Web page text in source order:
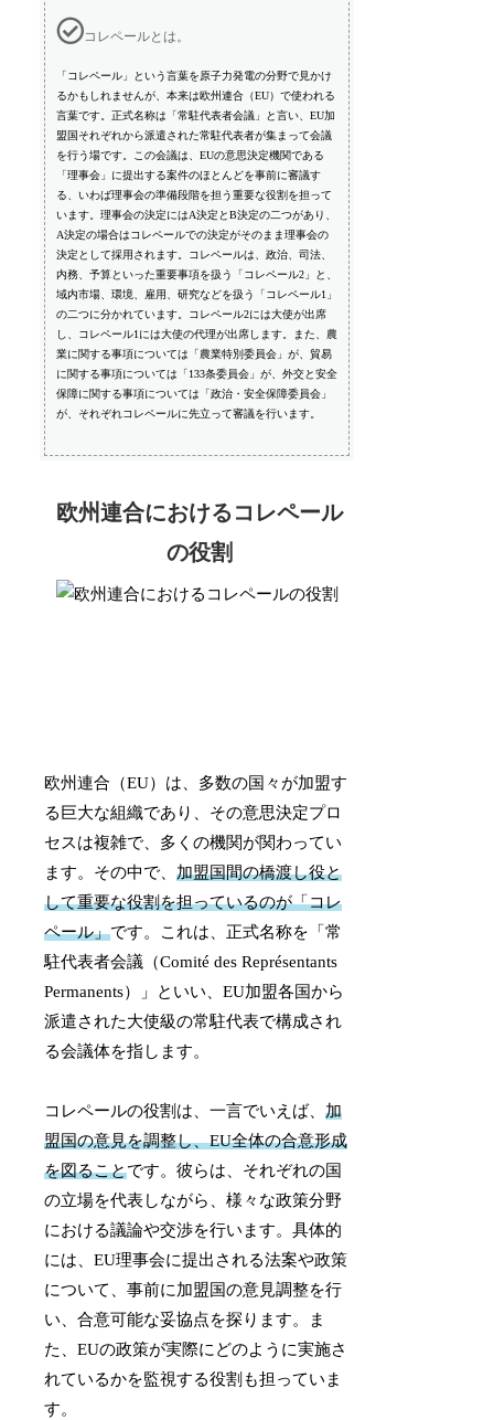
コレペールとは。
「コレペール」という言葉を原子力発電の分野で見かけ
るかもしれませんが、本来は欧州連合（EU）で使われる
言葉です。正式名称は「常駐代表者会議」と言い、EU加
盟国それぞれから派遣された常駐代表者が集まって会議
を行う場です。この会議は、EUの意思決定機関である
「理事会」に提出する案件のほとんどを事前に審議す
る、いわば理事会の準備段階を担う重要な役割を担って
います。理事会の決定にはA決定とB決定の二つがあり、
A決定の場合はコレペールでの決定がそのまま理事会の
決定として採用されます。コレペールは、政治、司法、
内務、予算といった重要事項を扱う「コレペール2」と、
域内市場、環境、雇用、研究などを扱う「コレペール1」
の二つに分かれています。コレペール2には大使が出席
し、コレペール1には大使の代理が出席します。また、農
業に関する事項については「農業特別委員会」が、貿易
に関する事項については「133条委員会」が、外交と安全
保障に関する事項については「政治・安全保障委員会」
が、それぞれコレペールに先立って審議を行います。
欧州連合におけるコレペール
の役割
欧州連合（EU）は、多数の国々が加盟す
る巨大な組織であり、その意思決定プロ
セスは複雑で、多くの機関が関わってい
ます。その中で、加盟国間の橋渡し役と
して重要な役割を担っているのが「コレ
ペール」です。これは、正式名称を「常
駐代表者会議（Comité des Représentants
Permanents）」といい、EU加盟各国から
派遣された大使級の常駐代表で構成され
る会議体を指します。
コレペールの役割は、一言でいえば、加
盟国の意見を調整し、EU全体の合意形成
を図ることです。彼らは、それぞれの国
の立場を代表しながら、様々な政策分野
における議論や交渉を行います。具体的
には、EU理事会に提出される法案や政策
について、事前に加盟国の意見調整を行
い、合意可能な妥協点を探ります。ま
た、EUの政策が実際にどのように実施さ
れているかを監視する役割も担っていま
す。